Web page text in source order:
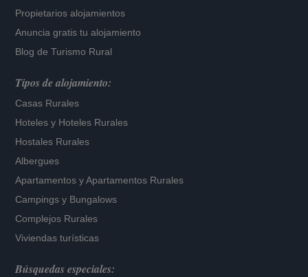
Propietarios alojamientos
Anuncia gratis tu alojamiento
Blog de Turismo Rural
Tipos de alojamiento:
Casas Rurales
Hoteles y Hoteles Rurales
Hostales Rurales
Albergues
Apartamentos yApartamentos Rurales
Campings y Bungalows
Complejos Rurales
Viviendas turísticas
Búsquedas especiales: